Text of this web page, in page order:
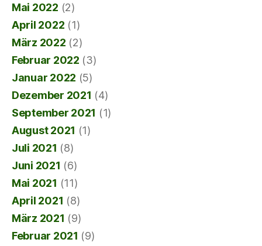
Mai 2022 (2)
April 2022 (1)
März 2022 (2)
Februar 2022 (3)
Januar 2022 (5)
Dezember 2021 (4)
September 2021 (1)
August 2021 (1)
Juli 2021 (8)
Juni 2021 (6)
Mai 2021 (11)
April 2021 (8)
März 2021 (9)
Februar 2021 (9)